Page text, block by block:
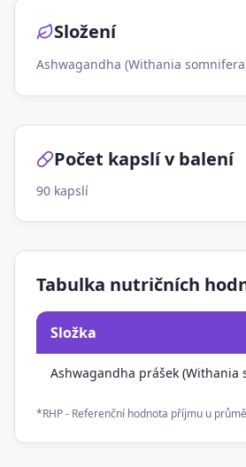
Složení
Ashwagandha (Withania
Počet kapslí v balení
90 kapslí
Tabulka nutričních
Složka
Ashwagandha prášek (Withania
*RHP - Referenční hodnota příjmu u